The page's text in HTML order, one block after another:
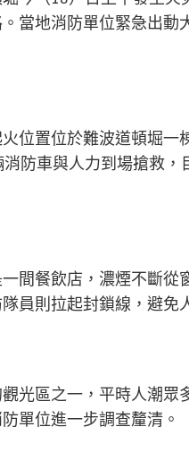
當地消防單位緊急出
位置位於難波道頓堀一
防車與人力到場搶救
間餐飲店，濃煙不斷
員則拉起封鎖線，避免
光區之一，平時人潮
單位進一步調查釐清。